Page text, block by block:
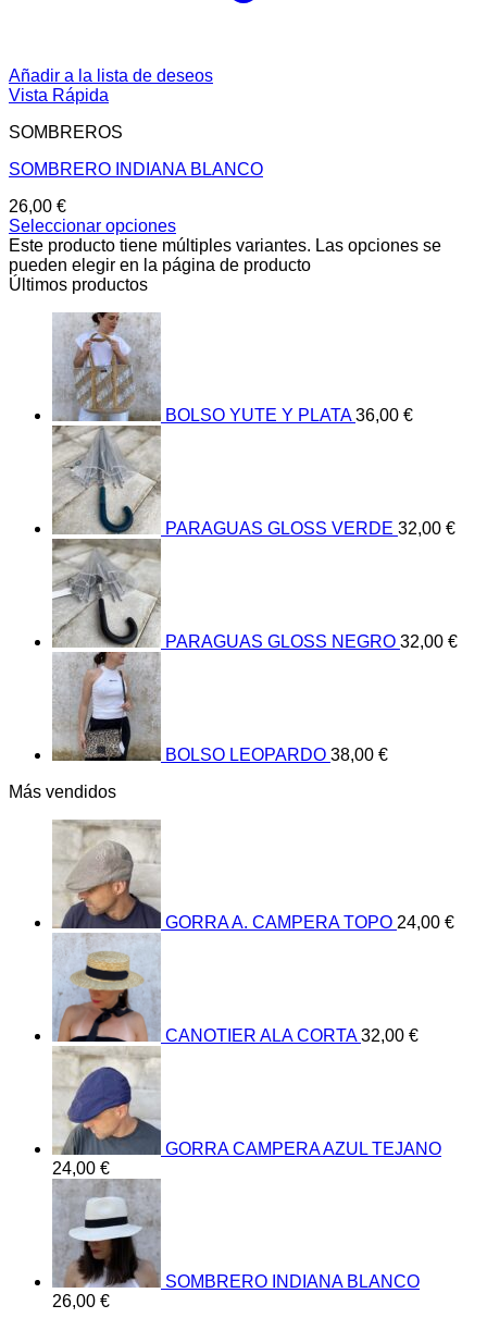
Añadir a la lista de deseos
Vista Rápida
SOMBREROS
SOMBRERO INDIANA BLANCO
26,00 €
Seleccionar opciones
Este producto tiene múltiples variantes. Las opciones se
pueden elegir en la página de producto
Últimos productos
BOLSO YUTE Y PLATA 36,00 €
PARAGUAS GLOSS VERDE 32,00 €
PARAGUAS GLOSS NEGRO 32,00 €
BOLSO LEOPARDO 38,00 €
Más vendidos
GORRA A. CAMPERA TOPO 24,00 €
CANOTIER ALA CORTA 32,00 €
GORRA CAMPERA AZUL TEJANO
24,00 €
SOMBRERO INDIANA BLANCO
26,00 €